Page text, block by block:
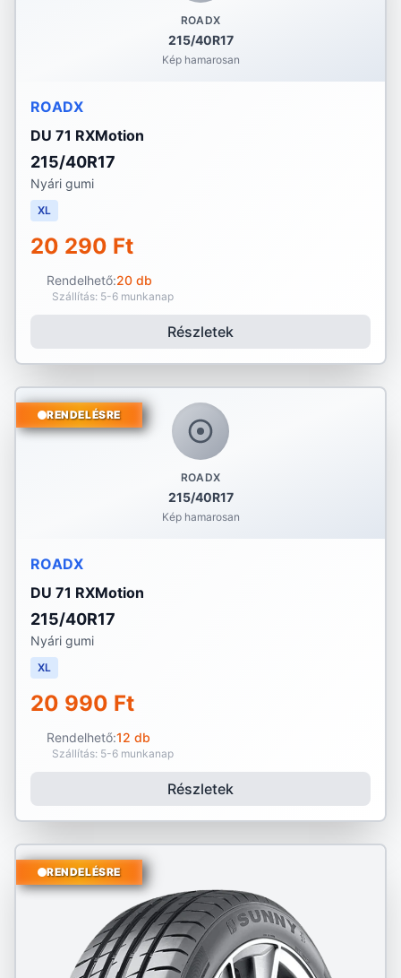
ROADX
215/40R17
Kép hamarosan
ROADX
DU 71 RXMotion
215/40R17
Nyári gumi
XL
20 290 Ft
Rendelhető:20 db
Szállítás: 5-6 munkanap
Részletek
ROADX
215/40R17
Kép hamarosan
RENDELÉSRE
ROADX
DU 71 RXMotion
215/40R17
Nyári gumi
XL
20 990 Ft
Rendelhető:12 db
Szállítás: 5-6 munkanap
Részletek
RENDELÉSRE